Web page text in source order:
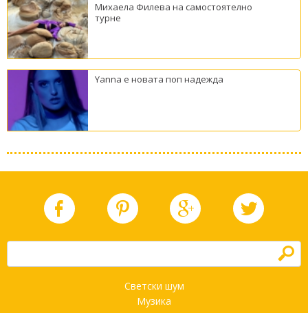
Михаела Филева на самостоятелно
турне
Yanna е новата поп надежда
h
Светски шум
Музика